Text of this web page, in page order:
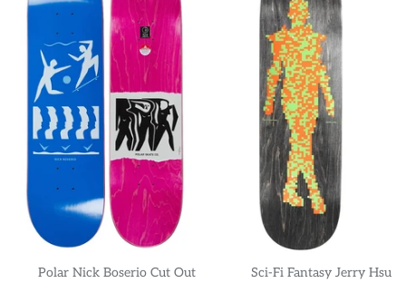
Polar Nick Boserio Cut Out
Sci-Fi Fantasy Jerry Hsu